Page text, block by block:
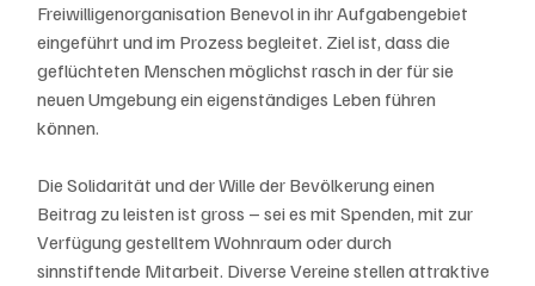
Freiwilligenorganisation Benevol in ihr Aufgabengebiet
eingeführt und im Prozess begleitet. Ziel ist, dass die
geflüchteten Menschen möglichst rasch in der für sie
neuen Umgebung ein eigenständiges Leben führen
können.
Die Solidarität und der Wille der Bevölkerung einen
Beitrag zu leisten ist gross – sei es mit Spenden, mit zur
Verfügung gestelltem Wohnraum oder durch
sinnstiftende Mitarbeit. Diverse Vereine stellen attraktive